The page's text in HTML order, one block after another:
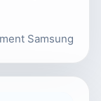
Samsung